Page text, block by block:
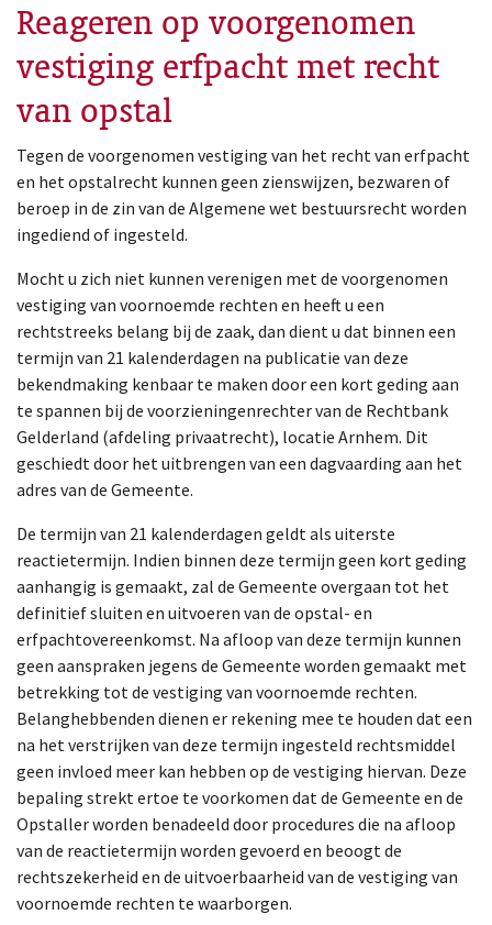
Reageren op voorgenomen
vestiging erfpacht met recht
van opstal
Tegen de voorgenomen vestiging van het recht van erfpacht
en het opstalrecht kunnen geen zienswijzen, bezwaren of
beroep in de zin van de Algemene wet bestuursrecht worden
ingediend of ingesteld.
Mocht u zich niet kunnen verenigen met de voorgenomen
vestiging van voornoemde rechten en heeft u een
rechtstreeks belang bij de zaak, dan dient u dat binnen een
termijn van 21 kalenderdagen na publicatie van deze
bekendmaking kenbaar te maken door een kort geding aan
te spannen bij de voorzieningenrechter van de Rechtbank
Gelderland (afdeling privaatrecht), locatie Arnhem. Dit
geschiedt door het uitbrengen van een dagvaarding aan het
adres van de Gemeente.
De termijn van 21 kalenderdagen geldt als uiterste
reactietermijn. Indien binnen deze termijn geen kort geding
aanhangig is gemaakt, zal de Gemeente overgaan tot het
definitief sluiten en uitvoeren van de opstal- en
erfpachtovereenkomst. Na afloop van deze termijn kunnen
geen aanspraken jegens de Gemeente worden gemaakt met
betrekking tot de vestiging van voornoemde rechten.
Belanghebbenden dienen er rekening mee te houden dat een
na het verstrijken van deze termijn ingesteld rechtsmiddel
geen invloed meer kan hebben op de vestiging hiervan. Deze
bepaling strekt ertoe te voorkomen dat de Gemeente en de
Opstaller worden benadeeld door procedures die na afloop
van de reactietermijn worden gevoerd en beoogt de
rechtszekerheid en de uitvoerbaarheid van de vestiging van
voornoemde rechten te waarborgen.